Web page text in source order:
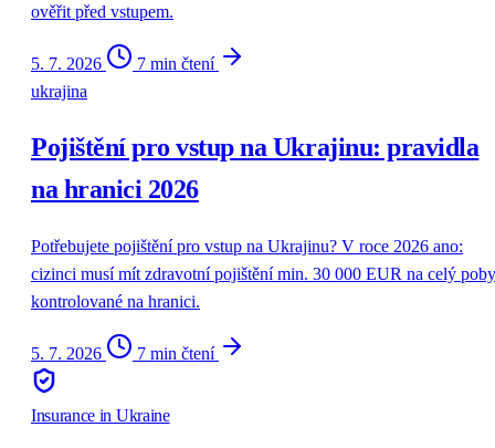
ověřit před vstupem.
5. 7. 2026
7 min čtení
ukrajina
Pojištění pro vstup na Ukrajinu: pravidla
na hranici 2026
Potřebujete pojištění pro vstup na Ukrajinu? V roce 2026 ano:
cizinci musí mít zdravotní pojištění min. 30 000 EUR na celý
kontrolované na hranici.
5. 7. 2026 7 min čtení
Insurance in Ukraine